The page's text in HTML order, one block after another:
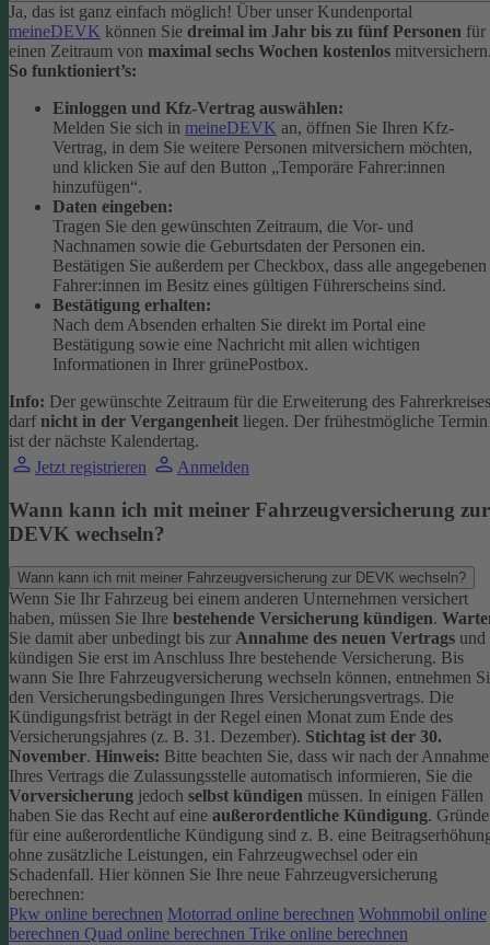
Ja, das ist ganz einfach möglich! Über unser Kundenportal
meineDEVK können Sie dreimal im Jahr bis zu fünf Personen für
einen Zeitraum von maximal sechs Wochen kostenlos
So funktioniert’s:
Einloggen und Kfz-Vertrag auswählen:
Melden Sie sich in meineDEVK an, öffnen Sie Ihren Kfz-
Vertrag, in dem Sie weitere Personen mitversichern möchten,
und klicken Sie auf den Button „Temporäre Fahrer:innen
hinzufügen“.
Daten eingeben:
Tragen Sie den gewünschten Zeitraum, die Vor- und
Nachnamen sowie die Geburtsdaten der Personen ein.
Bestätigen Sie außerdem per Checkbox, dass alle angegebenen
Fahrer:innen im Besitz eines gültigen Führerscheins sind.
Bestätigung erhalten:
Nach dem Absenden erhalten Sie direkt im Portal eine
Bestätigung sowie eine Nachricht mit allen wichtigen
Informationen in Ihrer grünePostbox.
Info: Der gewünschte Zeitraum für die Erweiterung des Fahrerkreises
darf nicht in der Vergangenheit liegen. Der frühestmögliche Termin
ist der nächste Kalendertag.
Jetzt registrieren
Anmelden
Wann kann ich mit meiner Fahrzeugversicherung zur
DEVK wechseln?
Wann kann ich mit meiner Fahrzeugversicherung zur DEVK wechseln?
Wenn Sie Ihr Fahrzeug bei einem anderen Unternehmen versichert
haben, müssen Sie Ihre bestehende Versicherung kündigen.
Sie damit aber unbedingt bis zur Annahme des neuen Vertrags und
kündigen Sie erst im Anschluss Ihre bestehende Versicherung. Bis
wann Sie Ihre Fahrzeugversicherung wechseln können, entnehmen
den Versicherungsbedingungen Ihres Versicherungsvertrags. Die
Kündigungsfrist beträgt in der Regel einen Monat zum Ende des
Versicherungsjahres (z. B. 31. Dezember). Stichtag ist der 30.
November. Hinweis: Bitte beachten Sie, dass wir nach der Annahme
Ihres Vertrags die Zulassungsstelle automatisch informieren, Sie die
Vorversicherung jedoch selbst kündigen müssen. In einigen Fällen
haben Sie das Recht auf eine außerordentliche Kündigung. Gründe
für eine außerordentliche Kündigung sind z. B. eine
ohne zusätzliche Leistungen, ein Fahrzeugwechsel oder ein
Schadenfall. Hier können Sie Ihre neue Fahrzeugversicherung
berechnen:
Pkw online berechnen Motorrad online berechnen Wohnmobil online
berechnen Quad online berechnen Trike online berechnen